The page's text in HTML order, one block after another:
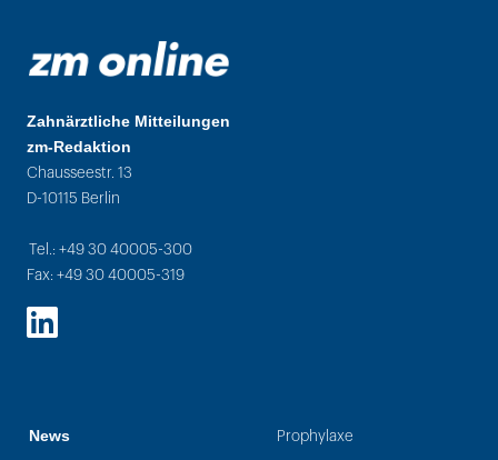
Zahnärztliche Mitteilungen
zm-Redaktion
Chausseestr. 13
D-10115 Berlin
Tel.: +49 30 40005-300
Fax: +49 30 40005-319
LinkedIn
News Prophylaxe